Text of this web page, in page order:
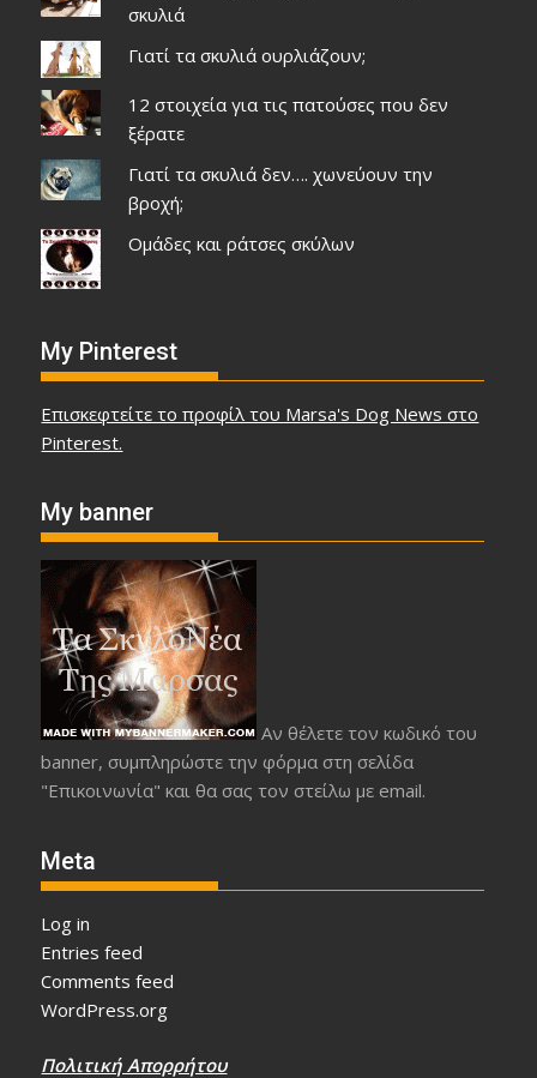
σκυλιά
Γιατί τα σκυλιά ουρλιάζουν;
12 στοιχεία για τις πατούσες που δεν
ξέρατε
Γιατί τα σκυλιά δεν…. χωνεύουν την
βροχή;
Ομάδες και ράτσες σκύλων
My Pinterest
Επισκεφτείτε το προφίλ του Marsa's Dog News στο
Pinterest.
My banner
Αν θέλετε τον κωδικό του
banner, συμπληρώστε την φόρμα στη σελίδα
"Επικοινωνία" και θα σας τον στείλω με email.
Meta
Log in
Entries feed
Comments feed
WordPress.org
Πολιτική Απορρήτου